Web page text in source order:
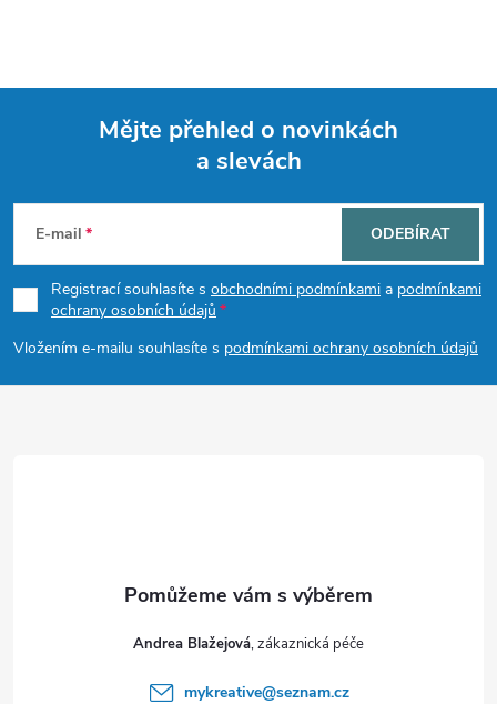
p
a
t
Mějte přehled o novinkách
a slevách
E-mail
Registrací souhlasíte s obchodními podmínkami a podmínkami
ochrany osobních údajů
Vložením e-mailu souhlasíte s podmínkami ochrany osobních údajů
ODEBÍRAT
Andrea Blažejová
mykreative@seznam.cz